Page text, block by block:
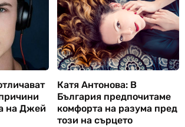
на Джей
Катя Антонова: В
България предпочитаме
комфорта на разума пред
този на сърцето